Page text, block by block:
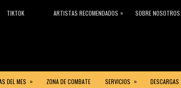
TIKTOK ARTISTAS RECOMENDADOS » SOBRE NOSOTROS
DEL MES » ZONA DE COMBATE SERVICIOS » DESCARGAS